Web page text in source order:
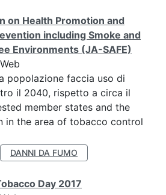
on Health Promotion and
including Smoke and
Environments (JA-SAFE)
popolazione faccia uso di
il 2040, rispetto a circa il
member states and the
in the area of tobacco control
DANNI DA FUMO
Day 2017